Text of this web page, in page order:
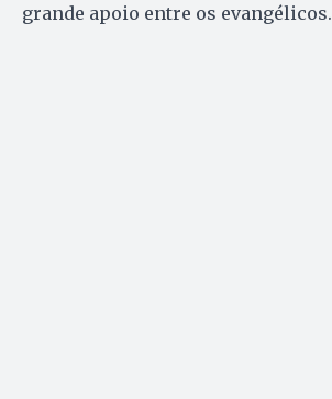
grande apoio entre os evangélicos.